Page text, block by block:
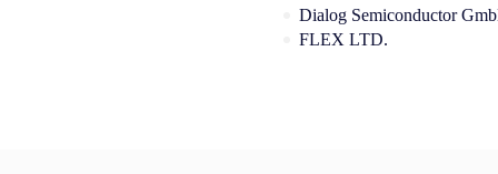
Dialog Semiconductor
FLEX LTD.